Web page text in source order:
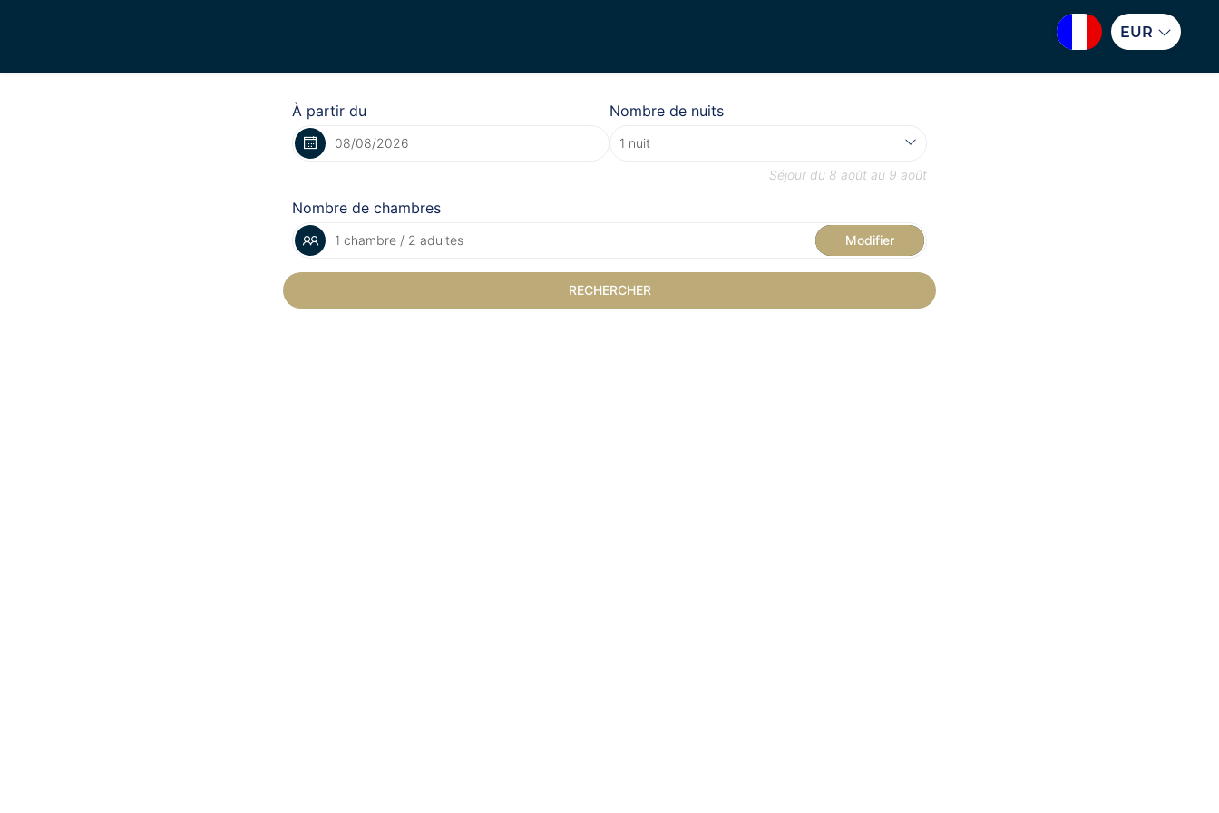
EUR
À partir du Nombre de nuits
Séjour du 8 août au 9 août
Nombre de chambres
1 chambre / 2 adultes Modifier